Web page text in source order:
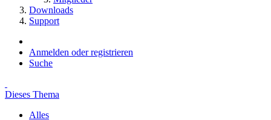
Downloads
Support
Anmelden oder registrieren
Suche
Dieses Thema
Alles